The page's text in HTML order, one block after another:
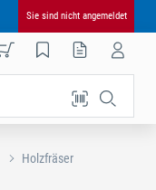
Sie sind nicht angemeldet
Holzfräser